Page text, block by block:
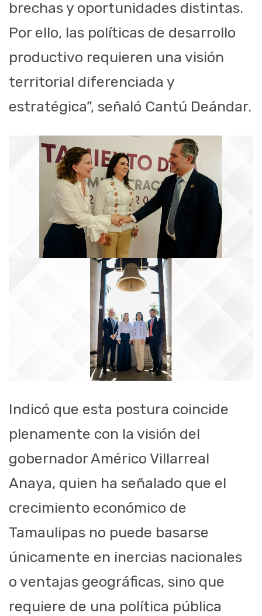
brechas y oportunidades distintas.
Por ello, las políticas de desarrollo
productivo requieren una visión
territorial diferenciada y
estratégica”, señaló Cantú Deándar.
Indicó que esta postura coincide
plenamente con la visión del
gobernador Américo Villarreal
Anaya, quien ha señalado que el
crecimiento económico de
Tamaulipas no puede basarse
únicamente en inercias nacionales
o ventajas geográficas, sino que
requiere de una política pública